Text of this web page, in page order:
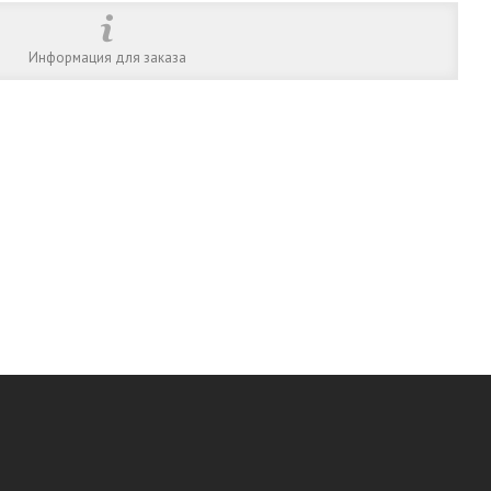
Информация для заказа